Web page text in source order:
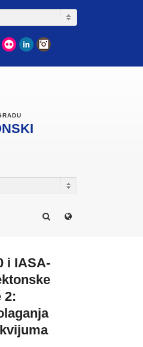
YouTube
Flickr LinkedIn
i IASA-
2: